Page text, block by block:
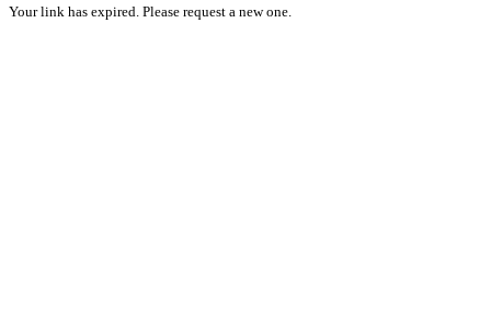
Your link has expired. Please request a new one.